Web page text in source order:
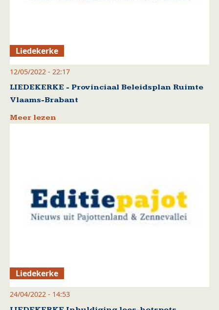
Liedekerke
12/05/2022 - 22:17
LIEDEKERKE - Provinciaal Beleidsplan Ruimte
Vlaams-Brabant
Meer lezen
Liedekerke
24/04/2022 - 14:53